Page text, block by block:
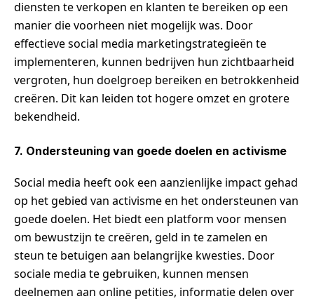
diensten te verkopen en klanten te bereiken op een
manier die voorheen niet mogelijk was. Door
effectieve social media marketingstrategieën te
implementeren, kunnen bedrijven hun zichtbaarheid
vergroten, hun doelgroep bereiken en betrokkenheid
creëren. Dit kan leiden tot hogere omzet en grotere
bekendheid.
7. Ondersteuning van goede doelen en activisme
Social media heeft ook een aanzienlijke impact gehad
op het gebied van activisme en het ondersteunen van
goede doelen. Het biedt een platform voor mensen
om bewustzijn te creëren, geld in te zamelen en
steun te betuigen aan belangrijke kwesties. Door
sociale media te gebruiken, kunnen mensen
deelnemen aan online petities, informatie delen over